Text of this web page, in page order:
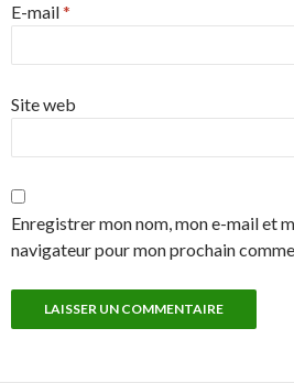
E-mail*
Site web
Enregistrer mon nom, mon e-mail et
navigateur pour mon prochain